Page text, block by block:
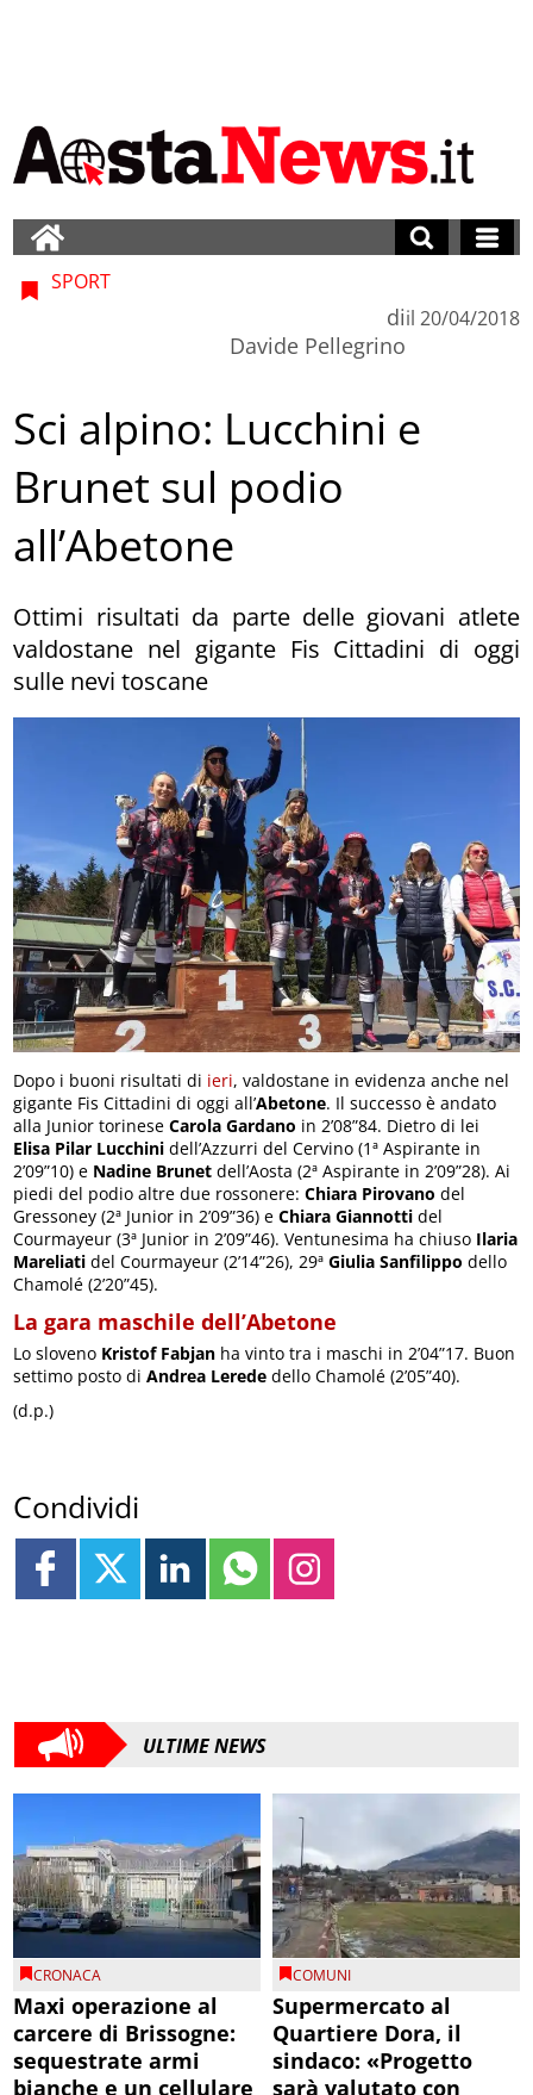
SPORT
di
Davide Pellegrino
il 20/04/2018
Sci alpino: Lucchini e
Brunet sul podio
all’Abetone
Ottimi risultati da parte delle giovani atlete
valdostane nel gigante Fis Cittadini di oggi
sulle nevi toscane
Dopo i buoni risultati di ieri, valdostane in evidenza anche nel
gigante Fis Cittadini di oggi all’Abetone. Il successo è andato
alla Junior torineseCarola Gardano in 2’08”84. Dietro di lei
Elisa Pilar Lucchini dell’Azzurri del Cervino (1ª Aspirante in
2’09”10) e Nadine Brunet dell’Aosta (2ª Aspirante in 2’09”28). Ai
piedi del podio altre due rossonere:Chiara Pirovano del
Gressoney (2ª Junior in 2’09”36) eChiara Giannotti del
Courmayeur (3ª Junior in 2’09”46). Ventunesima ha chiuso Ilaria
Mareliati del Courmayeur (2’14”26), 29ªGiulia Sanfilippo dello
Chamolé (2’20”45).
La gara maschile dell’Abetone
Lo sloveno Kristof Fabjan ha vinto tra i maschi in 2’04”17. Buon
settimo posto diAndrea Lerede dello Chamolé (2’05”40).
(d.p.)
Condividi
ULTIME NEWS
CRONACA
Maxi operazione al
carcere di Brissogne:
sequestrate armi
bianche e un cellulare
COMUNI
Supermercato al
Quartiere Dora, il
sindaco: «Progetto
sarà valutato con